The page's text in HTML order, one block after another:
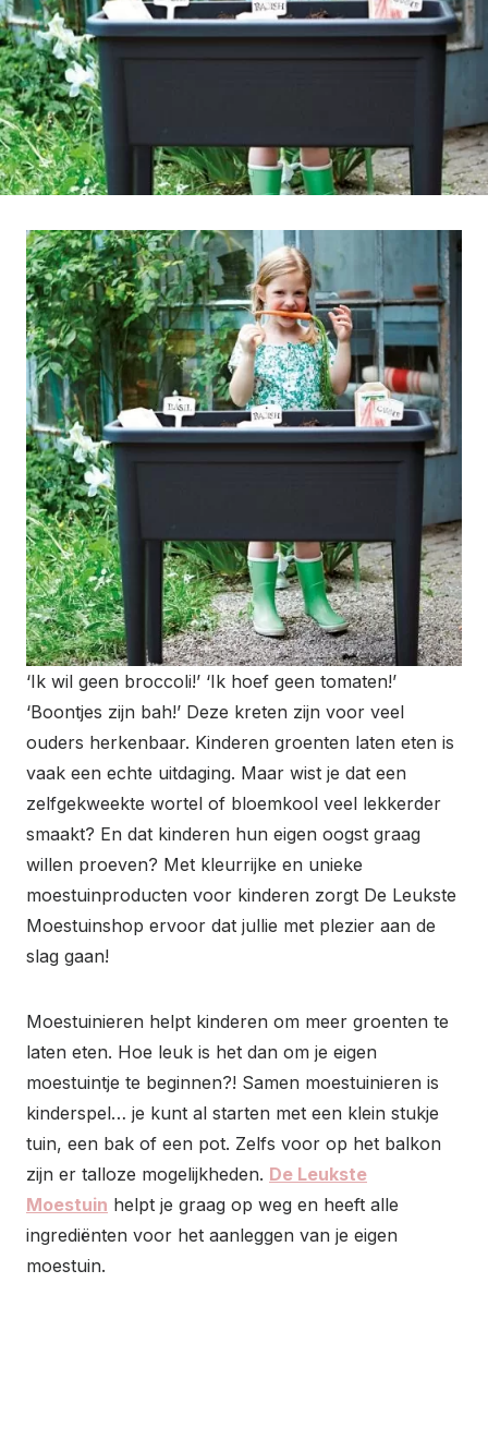
‘Ik wil geen broccoli!’ ‘Ik hoef geen tomaten!’
‘Boontjes zijn bah!’ Deze kreten zijn voor veel
ouders herkenbaar. Kinderen groenten laten eten is
vaak een echte uitdaging. Maar wist je dat een
zelfgekweekte wortel of bloemkool veel lekkerder
smaakt? En dat kinderen hun eigen oogst graag
willen proeven? Met kleurrijke en unieke
moestuinproducten voor kinderen zorgt De Leukste
Moestuinshop ervoor dat jullie met plezier aan de
slag gaan!
Moestuinieren helpt kinderen om meer groenten te
laten eten. Hoe leuk is het dan om je eigen
moestuintje te beginnen?! Samen moestuinieren is
kinderspel… je kunt al starten met een klein stukje
tuin, een bak of een pot. Zelfs voor op het balkon
zijn er talloze mogelijkheden. De Leukste
Moestuin helpt je graag op weg en heeft alle
ingrediënten voor het aanleggen van je eigen
moestuin.